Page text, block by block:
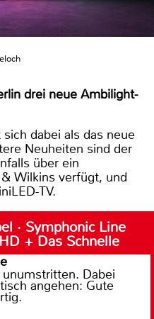
drei neue Ambilight-
dabei als das neue
Neuheiten sind der
über ein
Wilkins verfügt, und
TV.
· Symphonic Line
+ Das Schnelle
Dabei
angehen: Gute